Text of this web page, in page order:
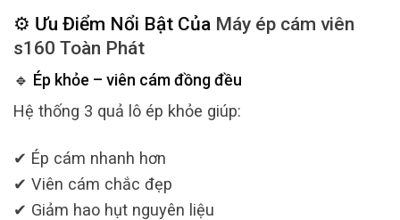
⚙️ Ưu Điểm Nổi Bật Của Máy ép cám viên
s160 Toàn Phát
🔹 Ép khỏe – viên cám đồng đều
Hệ thống 3 quả lô ép khỏe giúp:
✔ Ép cám nhanh hơn
✔ Viên cám chắc đẹp
✔ Giảm hao hụt nguyên liệu